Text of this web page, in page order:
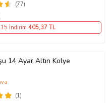
(77)
İndirim 405,37 TL
14 Ayar Altın Kolye
(1)